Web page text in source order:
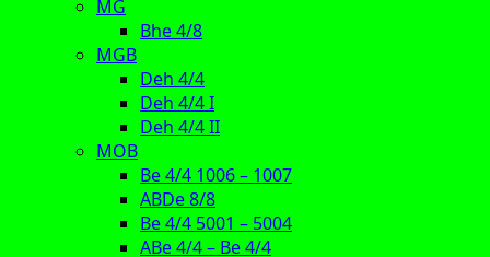
MG
Bhe 4/8
MGB
Deh 4/4
Deh 4/4 I
Deh 4/4 II
MOB
Be 4/4 1006 – 1007
ABDe 8/8
Be 4/4 5001 – 5004
ABe 4/4 – Be 4/4